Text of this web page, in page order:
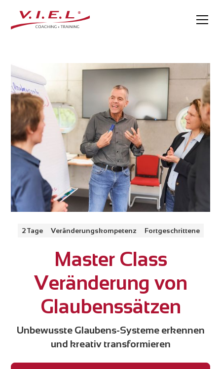
2 Tage Veränderungskompetenz Fortgeschrittene
Master Class
Veränderung von
Glaubenssätzen
Unbewusste Glaubens-Systeme erkennen
und kreativ transformieren